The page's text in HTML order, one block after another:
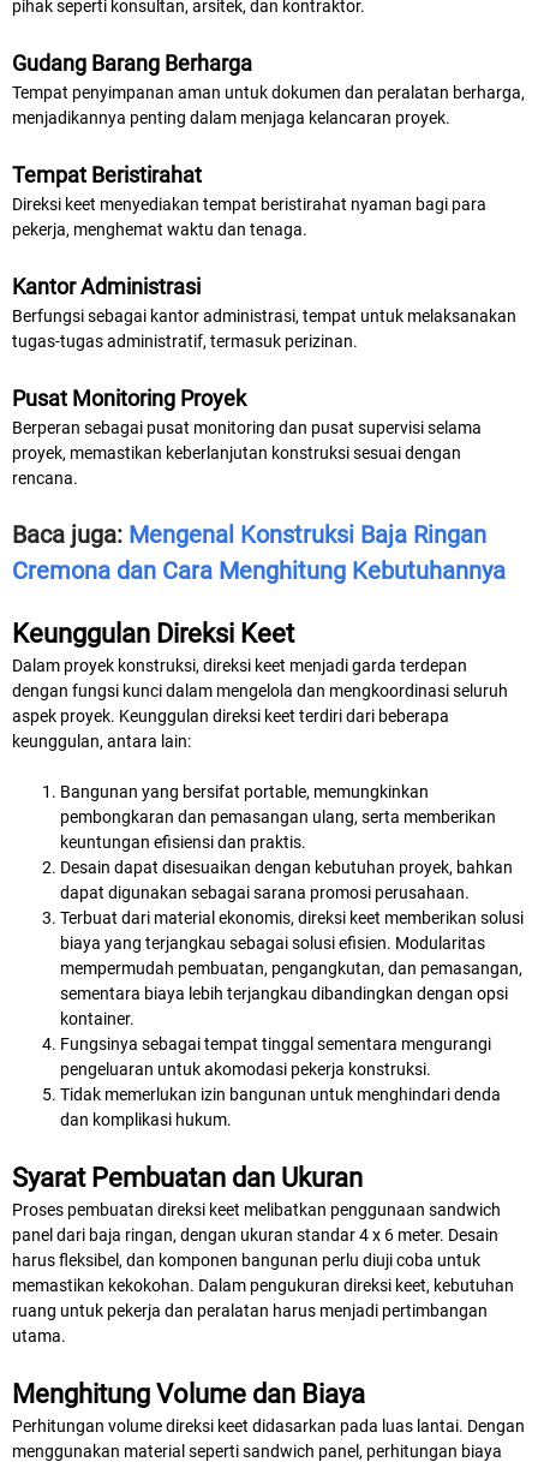
pihak seperti konsultan, arsitek, dan kontraktor.
Gudang Barang Berharga
Tempat penyimpanan aman untuk dokumen dan peralatan berharga,
menjadikannya penting dalam menjaga kelancaran proyek.
Tempat Beristirahat
Direksi keet menyediakan tempat beristirahat nyaman bagi para
pekerja, menghemat waktu dan tenaga.
Kantor Administrasi
Berfungsi sebagai kantor administrasi, tempat untuk melaksanakan
tugas-tugas administratif, termasuk perizinan.
Pusat Monitoring Proyek
Berperan sebagai pusat monitoring dan pusat supervisi selama
proyek, memastikan keberlanjutan konstruksi sesuai dengan
rencana.
Baca juga: Mengenal Konstruksi Baja Ringan
Cremona dan Cara Menghitung Kebutuhannya
Keunggulan Direksi Keet
Dalam proyek konstruksi, direksi keet menjadi garda terdepan
dengan fungsi kunci dalam mengelola dan mengkoordinasi seluruh
aspek proyek. Keunggulan direksi keet terdiri dari beberapa
keunggulan, antara lain:
Bangunan yang bersifat portable, memungkinkan
pembongkaran dan pemasangan ulang, serta memberikan
keuntungan efisiensi dan praktis.
Desain dapat disesuaikan dengan kebutuhan proyek, bahkan
dapat digunakan sebagai sarana promosi perusahaan.
Terbuat dari material ekonomis, direksi keet memberikan solusi
biaya yang terjangkau sebagai solusi efisien. Modularitas
mempermudah pembuatan, pengangkutan, dan pemasangan,
sementara biaya lebih terjangkau dibandingkan dengan opsi
kontainer.
Fungsinya sebagai tempat tinggal sementara mengurangi
pengeluaran untuk akomodasi pekerja konstruksi.
Tidak memerlukan izin bangunan untuk menghindari denda
dan komplikasi hukum.
Syarat Pembuatan dan Ukuran
Proses pembuatan direksi keet melibatkan penggunaan sandwich
panel dari baja ringan, dengan ukuran standar 4 x 6 meter. Desain
harus fleksibel, dan komponen bangunan perlu diuji coba untuk
memastikan kekokohan. Dalam pengukuran direksi keet, kebutuhan
ruang untuk pekerja dan peralatan harus menjadi pertimbangan
utama.
Menghitung Volume dan Biaya
Perhitungan volume direksi keet didasarkan pada luas lantai. Dengan
menggunakan material seperti sandwich panel, perhitungan biaya